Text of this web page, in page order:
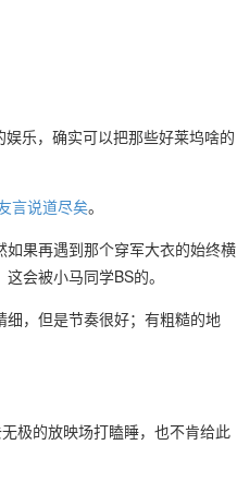
乐，确实可以把那些好莱坞啥的
言说道尽矣。
果再遇到那个穿军大衣的始终横
会被小马同学BS的。
，但是节奏很好；有粗糙的地
极的放映场打瞌睡，也不肯给此